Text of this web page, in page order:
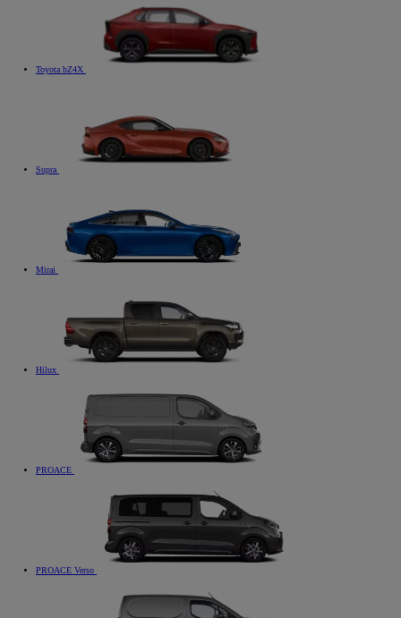
Toyota bZ4X
Supra
Mirai
Hilux
PROACE
PROACE Verso